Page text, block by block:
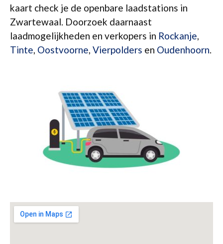
kaart check je de openbare laadstations in
Zwartewaal. Doorzoek daarnaast
laadmogelijkheden en verkopers in Rockanje,
Tinte, Oostvoorne, Vierpolders en Oudenhoorn.